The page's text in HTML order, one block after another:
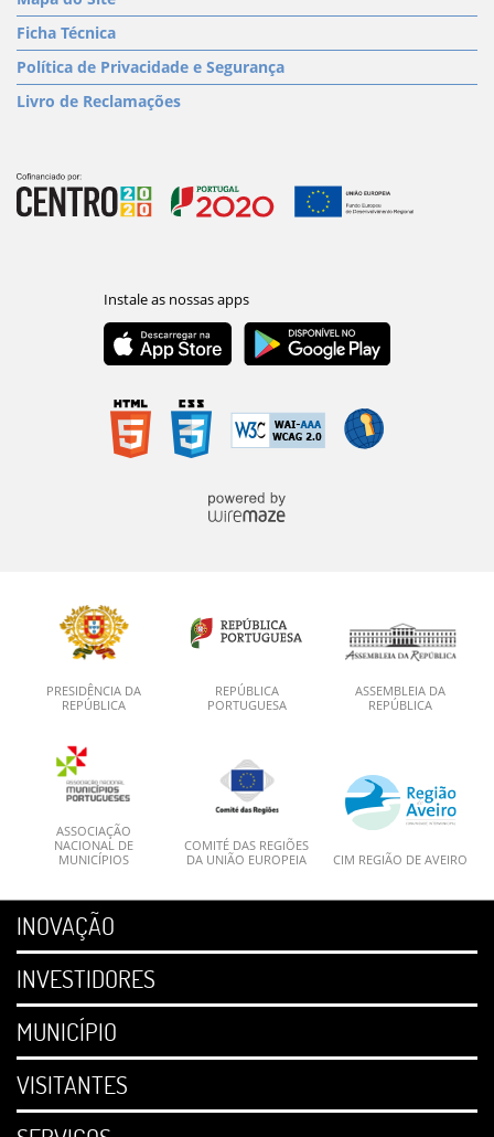
Ficha Técnica
Política de Privacidade e Segurança
Livro de Reclamações
PRESIDÊNCIA DA
REPÚBLICA
REPÚBLICA
PORTUGUESA
ASSEMBLEIA DA
REPÚBLICA
ASSOCIAÇÃO
NACIONAL DE
MUNICÍPIOS
COMITÉ DAS REGIÕES
DA UNIÃO EUROPEIA
CIM REGIÃO DE AVEIRO
INOVAÇÃO
INVESTIDORES
MUNICÍPIO
VISITANTES